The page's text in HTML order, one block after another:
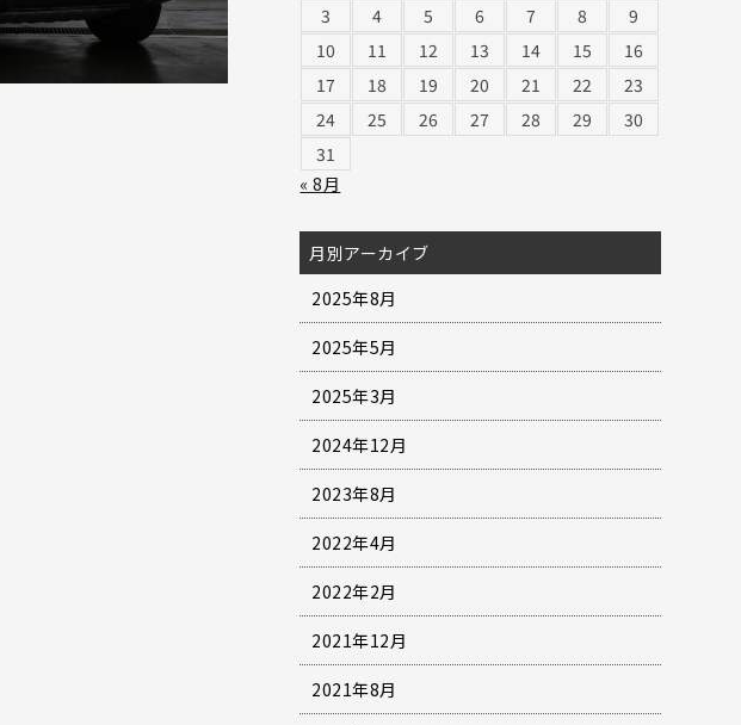
3
4 5 6 7 8
9
10
11 12 13 14 15
16
17
18 19 20 21 22
23
24
25 26 27 28 29
30
31
« 8月
月別アーカイブ
2025年8月
2025年5月
2025年3月
2024年12月
2023年8月
2022年4月
2022年2月
2021年12月
2021年8月